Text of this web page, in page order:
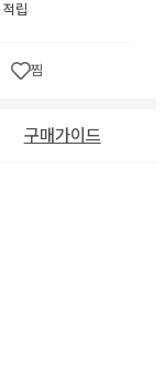
적립
찜
구매가이드